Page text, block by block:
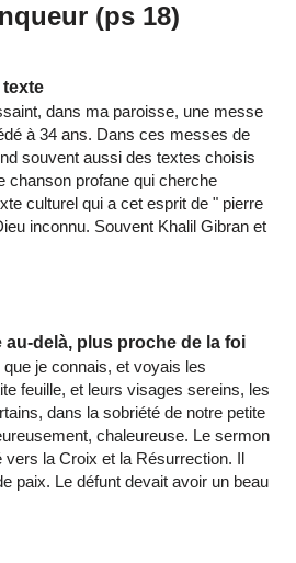
(ps 18)
texte
dans ma paroisse, une messe
à 34 ans. Dans ces messes de
souvent aussi des textes choisis
chanson profane qui cherche
culturel qui a cet esprit de " pierre
inconnu. Souvent Khalil Gibran et
delà, plus proche de la foi
je connais, et voyais les
feuille, et leurs visages sereins, les
dans la sobriété de notre petite
chaleureuse. Le sermon
vers la Croix et la Résurrection. Il
paix. Le défunt devait avoir un beau